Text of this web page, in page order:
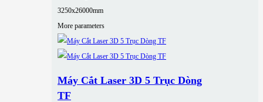
3250x26000mm
More parameters
Máy Cắt Laser 3D 5 Trục Dòng
TF